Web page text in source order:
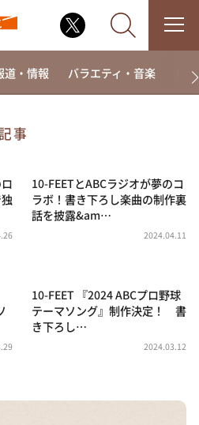
・・・
エティ！～ やすとものいたっ
井アナ「なんでやねん！？」
道・情報 バラエティ・音楽 ド
事
10-FEETとABCラジオが夢のコ
ラボ！書き下ろし楽曲の制作裏
話を披露&am…
2024.04.11
10-FEET 『2024 ABCプロ野球
テーマソング』制作決定！ 書
き下ろし…
2024.03.12